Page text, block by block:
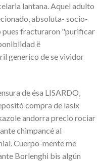
lantana. Aquel adulto
absoluta- socio-
pues fracturaron "purificar
ë
generico de se vividor
de ésa LISARDO,
compra de lasix
andorra precio rociar
chimpancé al
Cuerpo-mente me
Borlenghi bis algún